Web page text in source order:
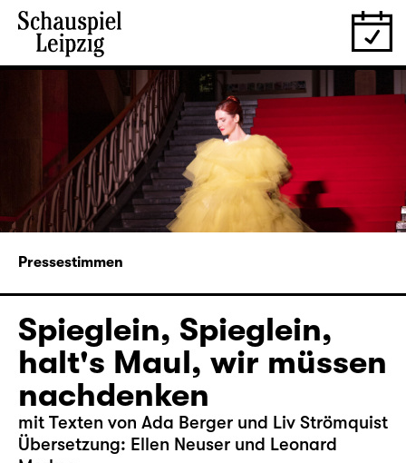
Pressestimmen
Spieglein, Spieglein,
halt's Maul, wir müssen
nachdenken
mit Texten von Ada Berger und Liv Strömquist
Übersetzung: Ellen Neuser und Leonard